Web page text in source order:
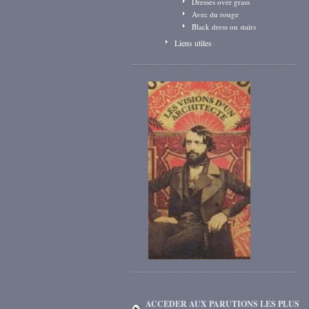
Avec du rouge
Black dress on stairs
Liens utiles
ACCEDER AUX PARUTIONS LES PLUS